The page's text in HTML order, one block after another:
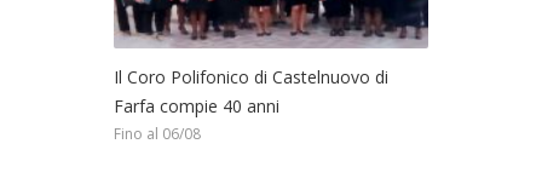
Il Coro Polifonico di Castelnuovo di
Farfa compie 40 anni
Fino al 06/08